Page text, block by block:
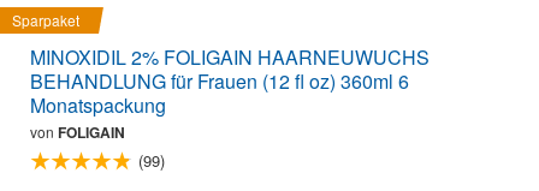
Sparpaket
MINOXIDIL 2% FOLIGAIN HAARNEUWUCHS
BEHANDLUNG für Frauen (12 fl oz) 360ml 6
Monatspackung
von FOLIGAIN
(99)